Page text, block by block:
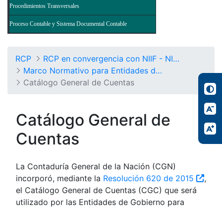
Procedimientos Transversales
Proceso Contable y Sistema Documental Contable
RCP
RCP en convergencia con NIIF - NICSP
Marco Normativo para Entidades de Gobierno
Catálogo General de Cuentas
Catálogo General de
Cuentas
La Contaduría General de la Nación (CGN)
incorporó, mediante la Resolución 620 de 2015
,
el Catálogo General de Cuentas (CGC) que será
utilizado por las Entidades de Gobierno para